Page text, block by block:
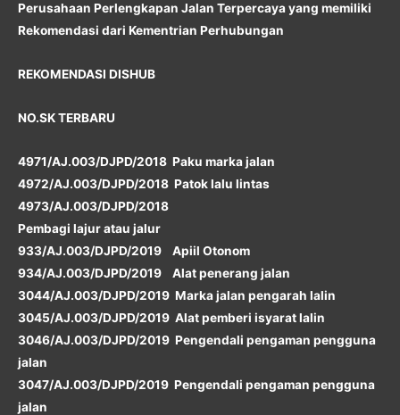
Perusahaan Perlengkapan Jalan Terpercaya yang memiliki
Rekomendasi dari Kementrian Perhubungan
REKOMENDASI DISHUB
NO.SK TERBARU
4971/AJ.003/DJPD/2018 Paku marka jalan
4972/AJ.003/DJPD/2018 Patok lalu lintas
4973/AJ.003/DJPD/2018
Pembagi lajur atau jalur
933/AJ.003/DJPD/2019 Apiil Otonom
934/AJ.003/DJPD/2019 Alat penerang jalan
3044/AJ.003/DJPD/2019 Marka jalan pengarah lalin
3045/AJ.003/DJPD/2019 Alat pemberi isyarat lalin
3046/AJ.003/DJPD/2019 Pengendali pengaman pengguna
jalan
3047/AJ.003/DJPD/2019 Pengendali pengaman pengguna
jalan